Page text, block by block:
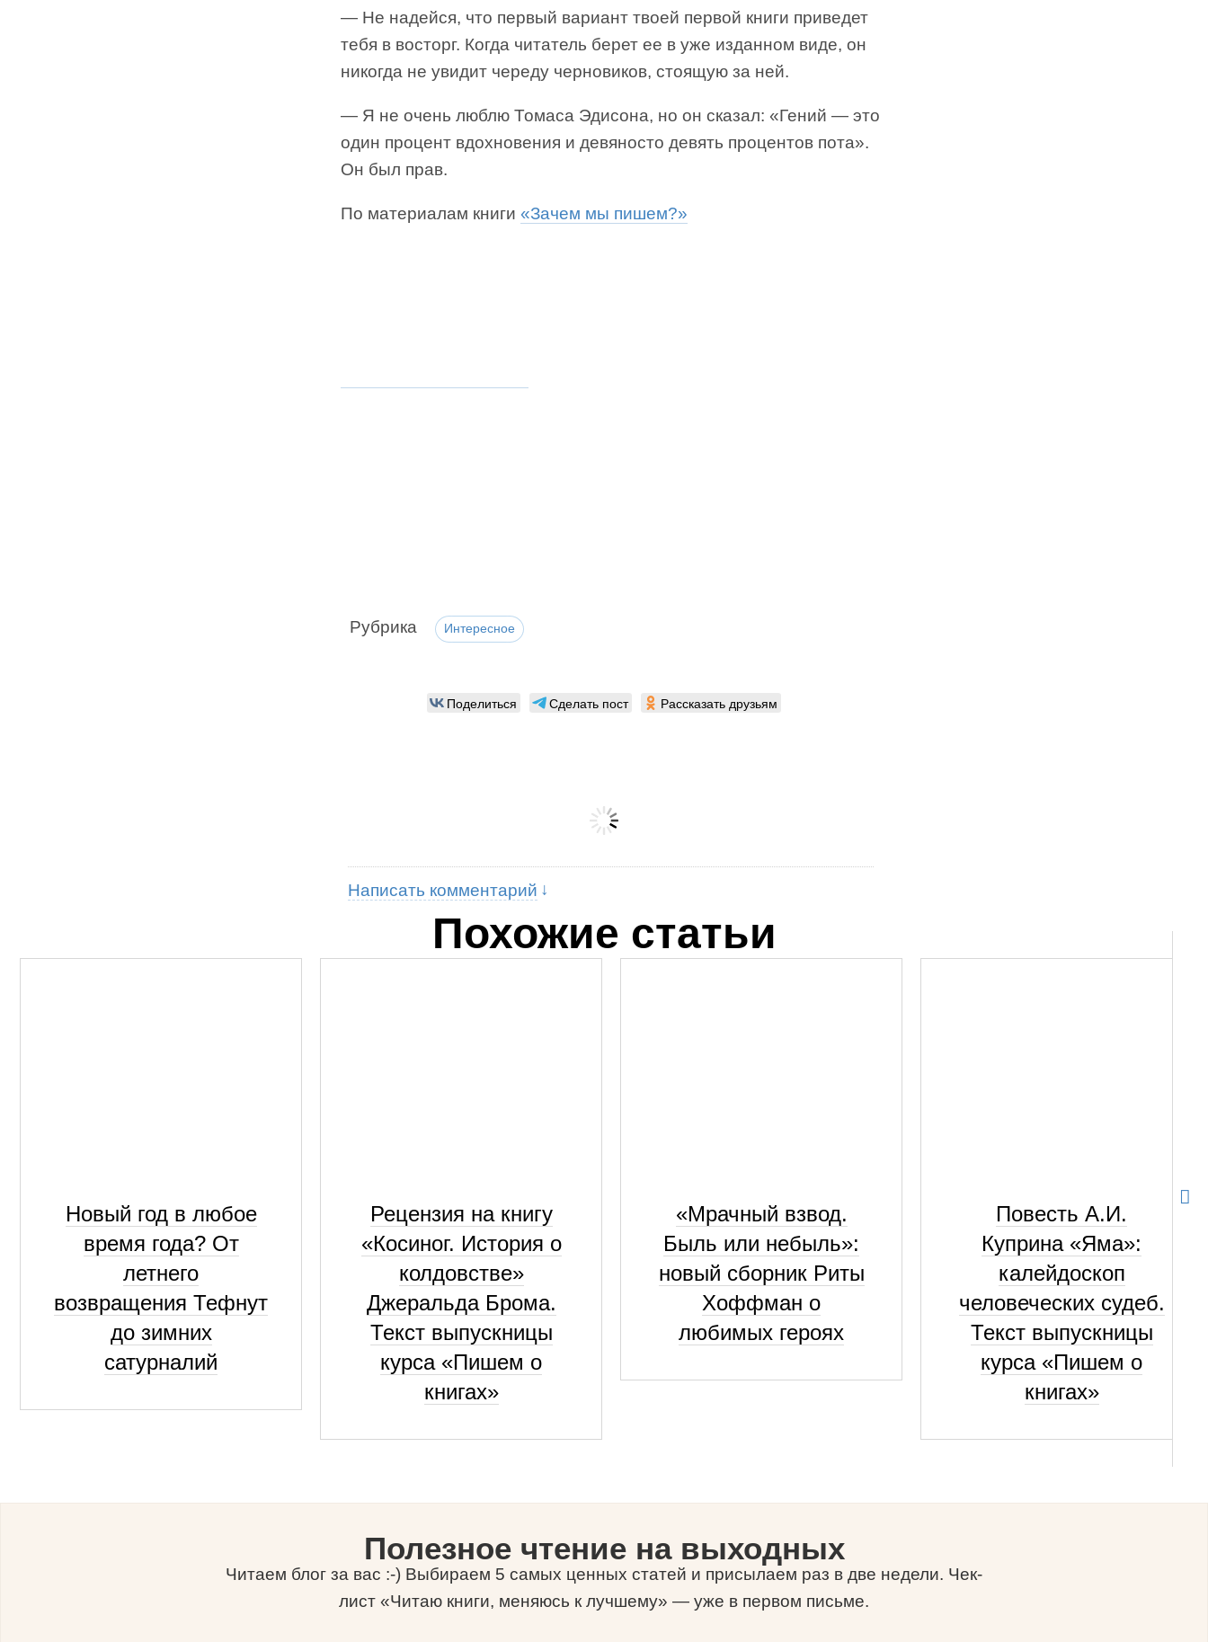
— Не надейся, что первый вариант твоей первой книги приведет
тебя в восторг. Когда читатель берет ее в уже изданном виде, он
никогда не увидит череду черновиков, стоящую за ней.
— Я не очень люблю Томаса Эдисона, но он сказал: «Гений — это
один процент вдохновения и девяносто девять процентов пота».
Он был прав.
По материалам книги «Зачем мы пишем?»
Рубрика Интересное
Поделиться Сделать пост Рассказать друзьям
Написать комментарий
Похожие статьи
Новый год в любое
время года? От
летнего
возвращения Тефнут
до зимних
сатурналий
Рецензия на книгу
«Косиног. История о
колдовстве»
Джеральда Брома.
Текст выпускницы
курса «Пишем о
книгах»
«Мрачный взвод.
Быль или небыль»:
новый сборник Риты
Хоффман о
любимых героях
Повесть А.И.
Куприна «Яма»:
калейдоскоп
человеческих судеб.
Текст выпускницы
курса «Пишем о
книгах»
Полезное чтение на выходных
Читаем блог за вас :-) Выбираем 5 самых ценных статей и присылаем раз в две недели. Чек-
лист «Читаю книги, меняюсь к лучшему» — уже в первом письме.